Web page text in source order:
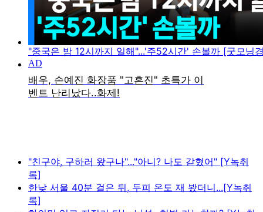
"중국은 밤 12시까지 일해"...'주52시간' 손볼까 [굿모닝
"친구야, 구하러 왔구나"..."아니? 나도 갇혔어" [Y녹취
록]
한낮 서울 40분 걸은 뒤, 두피 온도 재 봤더니...[Y녹취
록]